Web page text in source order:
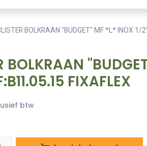
BOLKRAAN "BUDGET" MF *L* INOX 1/
BOLKRAAN
FIXAFLEX
btw